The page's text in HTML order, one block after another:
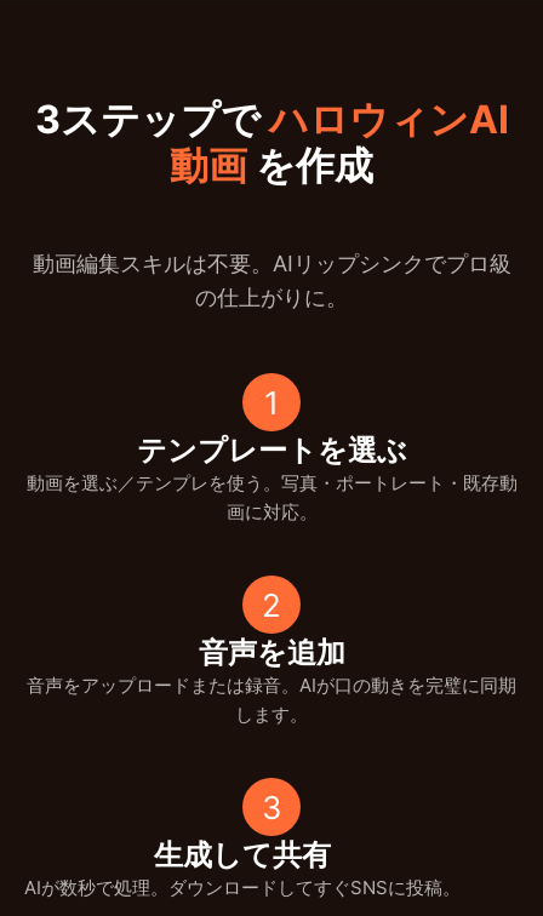
3ステップでハロウィンAI
動画 を作成
動画編集スキルは不要。AIリップシンクでプロ級
の仕上がりに。
1
テンプレートを選ぶ
動画を選ぶ／テンプレを使う。写真・ポートレート・既存動
画に対応。
2
音声を追加
音声をアップロードまたは録音。AIが口の動きを完璧に同期
します。
3
生成して共有
AIが数秒で処理。ダウンロードしてすぐSNSに投稿。